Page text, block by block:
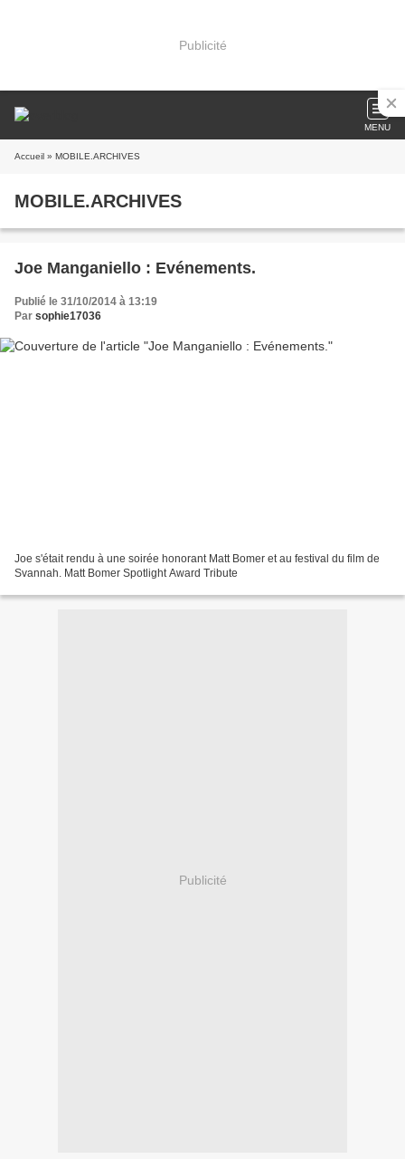
Publicité
MENU
Accueil » MOBILE.ARCHIVES
MOBILE.ARCHIVES
Joe Manganiello : Evénements.
Publié le 31/10/2014 à 13:19
Par sophie17036
Joe s'était rendu à une soirée honorant Matt Bomer et au festival du film de
Svannah. Matt Bomer Spotlight Award Tribute
Publicité